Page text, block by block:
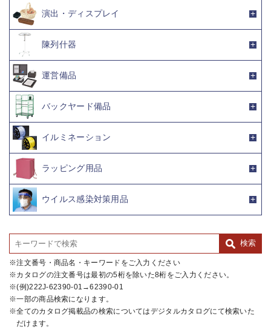
演出・ディスプレイ
陳列什器
運営備品
バックヤード備品
イルミネーション
ラッピング用品
ウイルス感染対策用品
注文番号・商品名・キーワードをご入力ください
カタログの注文番号は最初の5桁を除いた8桁をご入力ください。
(例)222J-62390-01→62390-01
一部の商品検索になります。
全てのカタログ掲載品の検索についてはデジタルカタログにて検索いた
だけます。